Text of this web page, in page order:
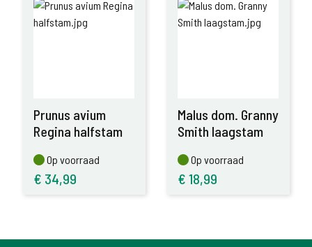
Prunus avium
Regina halfstam
Op voorraad
Op voorraad
€ 34,99
Malus dom. Granny
Smith laagstam
Op voorraad
Op voorraad
€ 18,99